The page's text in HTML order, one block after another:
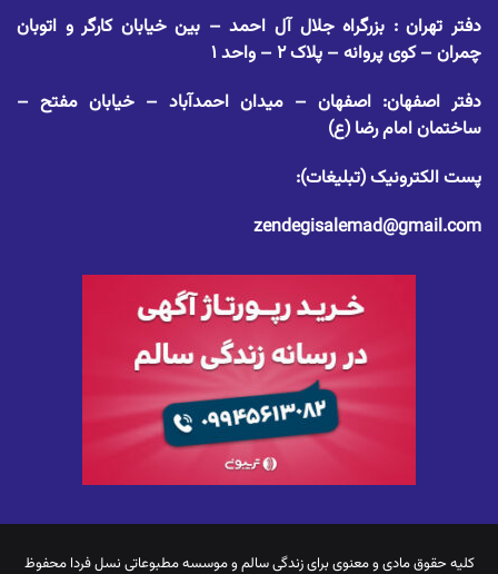
دفتر تهران : بزرگراه جلال آل احمد – بین خیابان کارگر و اتوبان
چمران – کوی پروانه – پلاک ۲ – واحد ۱
دفتر اصفهان: اصفهان – میدان احمدآباد – خیابان مفتح –
ساختمان امام رضا (ع)
پست الکترونیک (تبلیغات):
zendegisalemad@gmail.com
کلیه حقوق مادی و معنوی برایزندگی سالم و موسسه مطبوعاتی نسل فردا محفوظ